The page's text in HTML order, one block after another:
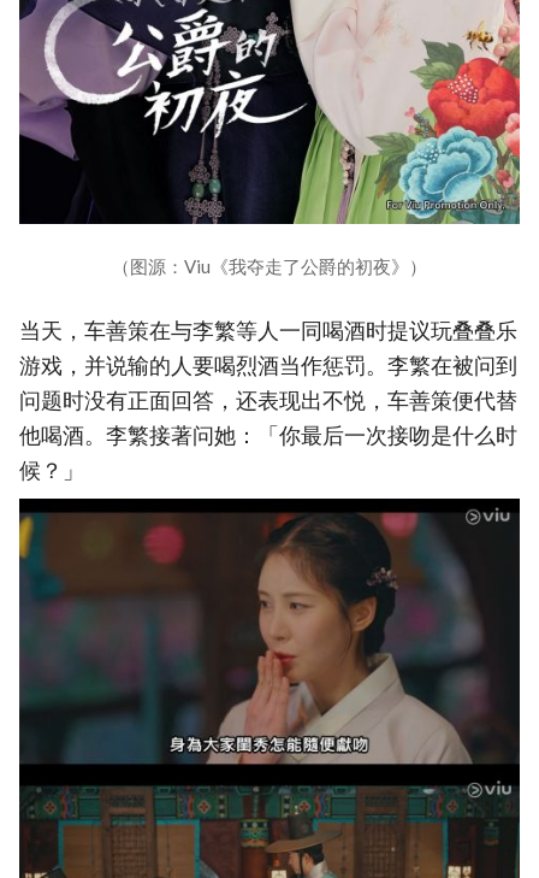
（图源：Viu《我夺走了公爵的初夜》）
当天，车善策在与李繁等人一同喝酒时提议玩叠叠乐
游戏，并说输的人要喝烈酒当作惩罚。李繁在被问到
问题时没有正面回答，还表现出不悦，车善策便代替
他喝酒。李繁接著问她：「你最后一次接吻是什么时
候？」